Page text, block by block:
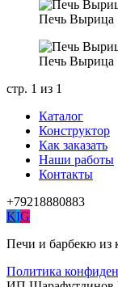
Печь Вырица
Печь Вырица
стр. 1 из 1
Каталог
Конструктор
Как заказать
Наши работы
Контакты
+79218880883
KIG
Печи и барбекю из
Политика